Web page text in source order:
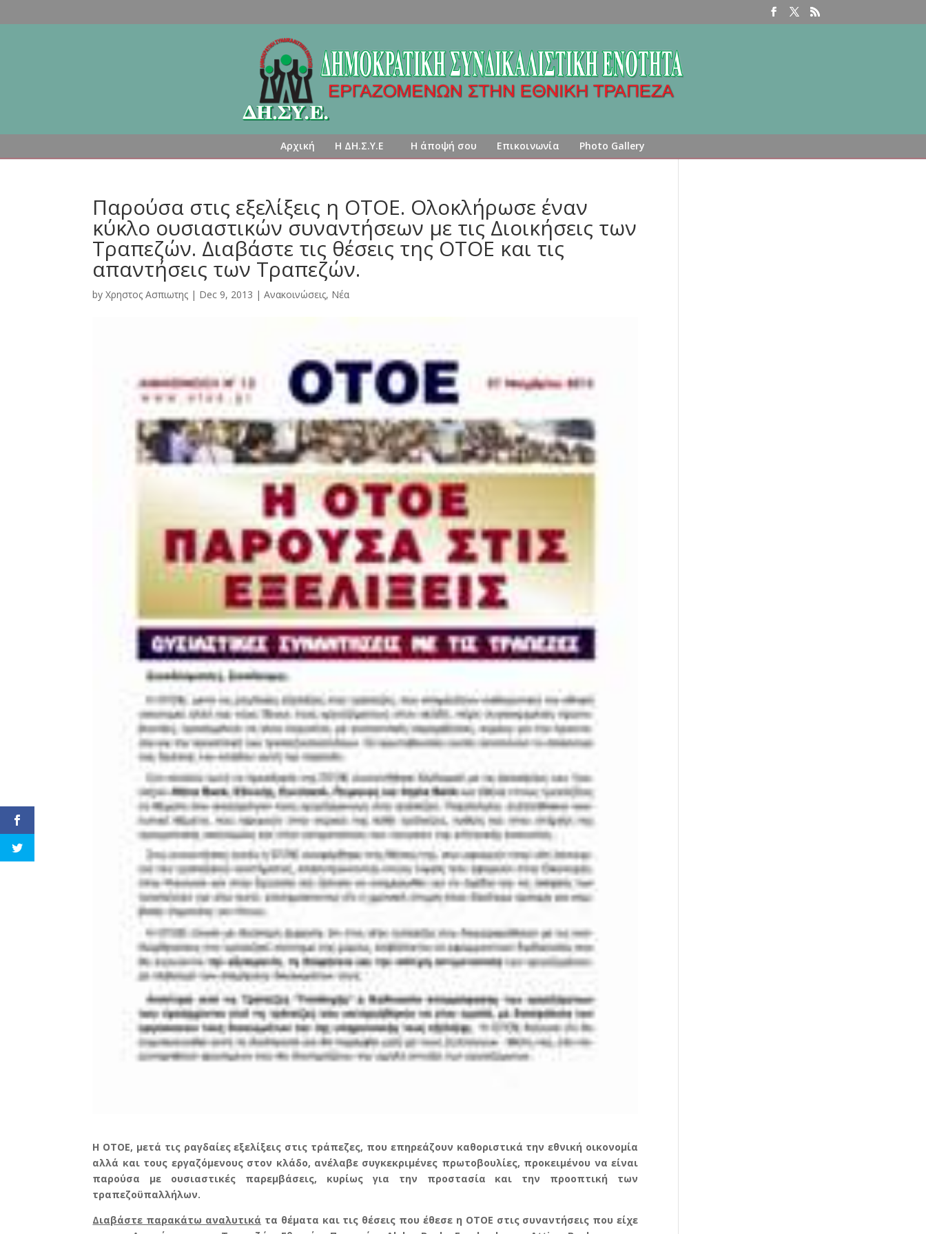
Αρχική Η ΔΗ.Σ.Υ.Ε Η άποψή σου Επικοινωνία Photo Gallery
Παρούσα στις εξελίξεις η ΟΤΟΕ. Ολοκλήρωσε έναν
κύκλο ουσιαστικών συναντήσεων με τις Διοικήσεις των
Τραπεζών. Διαβάστε τις θέσεις της ΟΤΟΕ και τις
απαντήσεις των Τραπεζών.
byΧρηστος Ασπιωτης | Dec 9, 2013 |Ανακοινώσεις, Νέα
Η ΟΤΟΕ, μετά τις ραγδαίες εξελίξεις στις τράπεζες, που επηρεάζουν καθοριστικά την εθνική οικονομία
αλλά και τους εργαζόμενους στον κλάδο, ανέλαβε συγκεκριμένες πρωτοβουλίες, προκειμένου να είναι
παρούσα με ουσιαστικές παρεμβάσεις, κυρίως για την προστασία και την προοπτική των
τραπεζοϋπαλλήλων.
Διαβάστε παρακάτω αναλυτικά τα θέματα και τις θέσεις που έθεσε η ΟΤΟΕ στις συναντήσεις που είχε